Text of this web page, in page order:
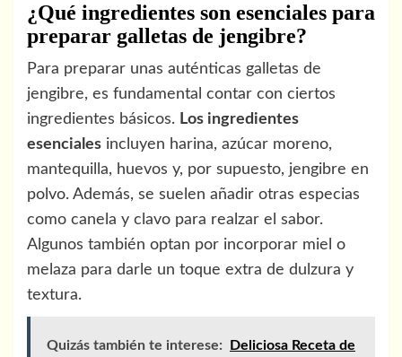
¿Qué ingredientes son esenciales para
preparar galletas de jengibre?
Para preparar unas auténticas galletas de
jengibre, es fundamental contar con ciertos
ingredientes básicos. Los ingredientes
esenciales incluyen harina, azúcar moreno,
mantequilla, huevos y, por supuesto, jengibre en
polvo. Además, se suelen añadir otras especias
como canela y clavo para realzar el sabor.
Algunos también optan por incorporar miel o
melaza para darle un toque extra de dulzura y
textura.
Quizás también te interese:
Deliciosa Receta de